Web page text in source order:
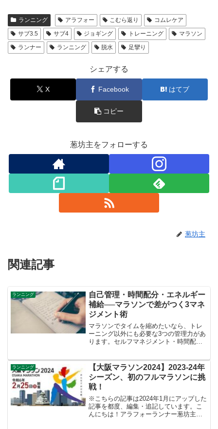
ランニング アラフォー こむら返り
コムレケア
サブ3.5
サブ4 ジョギング トレーニング
マラソン
ランナー
ランニング 脱水 足攣り
シェアする
X Facebook はてブ
コピー
葱坊主をフォローする
葱坊主
関連記事
ランニング
自己管理・時間配分・エネルギー
補給──マラソンで差がつく3マネ
ジメント術
マラソンでタイムを縮めたいなら、トレ
ーニング以外にも必要な3つの管理力があ
ります。セルフマネジメント・時間配
ランニング
【大阪マラソン2024】2023-24年
シーズン、初のフルマラソンに挑
戦！
※こちらの記事は2024年1月にアップした
記事を都度、編集・追記しています。こ
んにちは！アラフォーランナー葱坊主で